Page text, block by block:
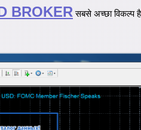
BROKERसबसे अच्छा विकल्प